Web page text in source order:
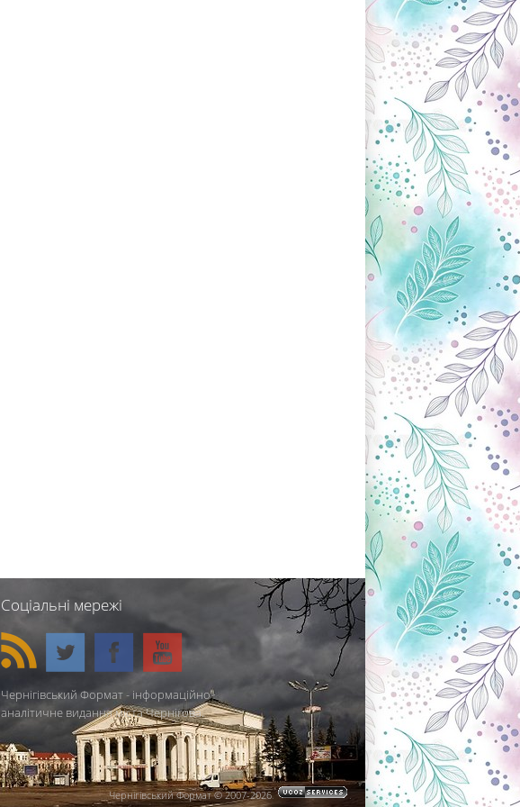
Соціальні мережі
Чернігівський Формат - інформаційно-
аналітичне видання міста Чернігова.
Чернігівський Формат © 2007-2026. .